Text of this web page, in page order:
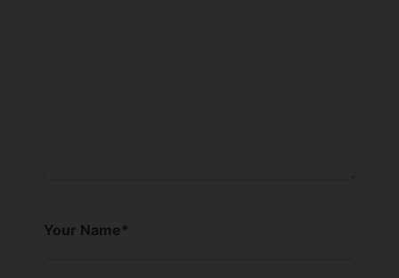
Your Name*